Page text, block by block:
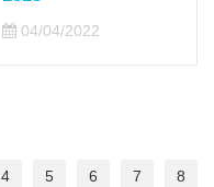
04/04/2022
4 5 6 7
8